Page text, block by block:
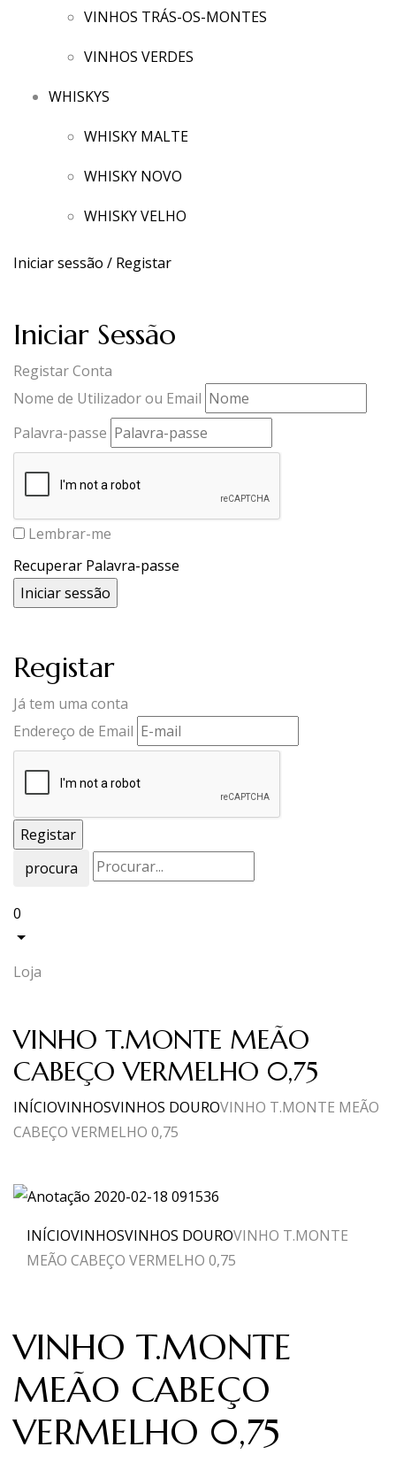
VINHOS TRÁS-OS-MONTES
VINHOS VERDES
WHISKYS
WHISKY MALTE
WHISKY NOVO
WHISKY VELHO
Iniciar sessão / Registar
Iniciar Sessão
Registar Conta
Nome de Utilizador ou Email
Palavra-passe
Lembrar-me
Recuperar Palavra-passe
Registar
Já tem uma conta
Endereço de Email
procura
0
Loja
VINHO T.MONTE MEÃO
CABEÇO VERMELHO 0,75
INÍCIOVINHOSVINHOS DOUROVINHO T.MONTE MEÃO
CABEÇO VERMELHO 0,75
INÍCIOVINHOSVINHOS DOUROVINHO T.MONTE
MEÃO CABEÇO VERMELHO 0,75
VINHO T.MONTE
MEÃO CABEÇO
VERMELHO 0,75